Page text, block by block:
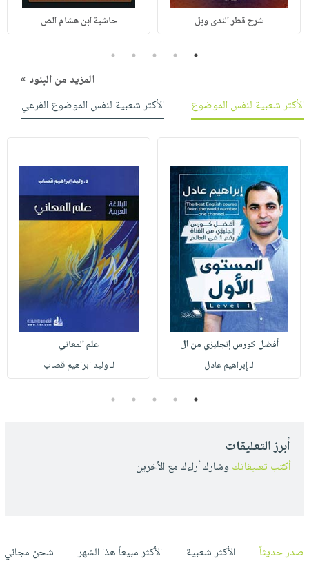
شرح قطر الندى وبل حاشية ابن هشام الص
1
2
3
4
5
المزيد من البنود »
الأكثر شعبية لنفس الموضوع
الأكثر شعبية لنفس الموضوع الفرعي
أفضل كورس إنجليزي من ال
لـ إبراهيم عادل
علم المعاني
لـ وليد ابراهيم قصاب
1
2
3
4
5
أبرز التعليقات
أكتب تعليقاتك وشارك أراءك مع الأخرين
صدر حديثاً الأكثر شعبية الأكثر مبيعاً هذا الشهر شحن مجاني